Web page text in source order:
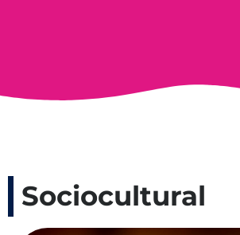
Sociocultural